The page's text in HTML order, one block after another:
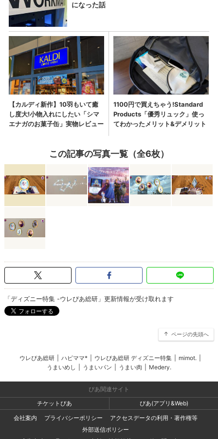
この記事の写真一覧（全6枚）
「ディズニー特集 -ウレぴあ総研」更新情報が受け取れます
ページの先頭へ
ウレぴあ総研 ハピママ* ウレぴあ総研 ディズニー特集 mimot.
うまいめし
うまいパン うまい肉 Medery.
ぴあ関連サイト
チケットぴあ
ぴあ(アプリ&Web)
会社案内
プライバシーポリシー
アクセスデータの利用・著作権等
外部送信ポリシー